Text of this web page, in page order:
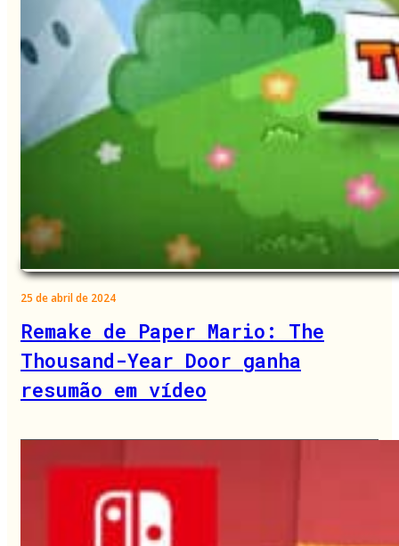
25 de abril de 2024
Remake de Paper Mario: The
Thousand-Year Door ganha
resumão em vídeo